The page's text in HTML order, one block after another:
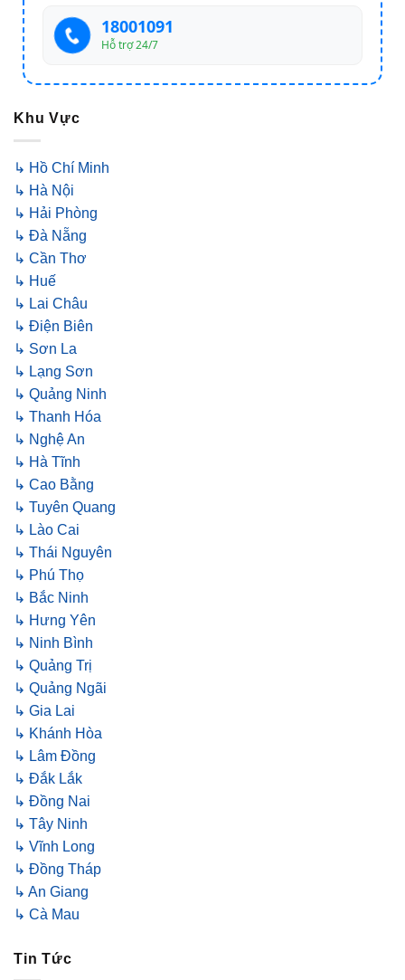
18001091
Hỗ trợ 24/7
Khu Vực
↳ Hồ Chí Minh
↳ Hà Nội
↳ Hải Phòng
↳ Đà Nẵng
↳ Cần Thơ
↳ Huế
↳ Lai Châu
↳ Điện Biên
↳ Sơn La
↳ Lạng Sơn
↳ Quảng Ninh
↳ Thanh Hóa
↳ Nghệ An
↳ Hà Tĩnh
↳ Cao Bằng
↳ Tuyên Quang
↳ Lào Cai
↳ Thái Nguyên
↳ Phú Thọ
↳ Bắc Ninh
↳ Hưng Yên
↳ Ninh Bình
↳ Quảng Trị
↳ Quảng Ngãi
↳ Gia Lai
↳ Khánh Hòa
↳ Lâm Đồng
↳ Đắk Lắk
↳ Đồng Nai
↳ Tây Ninh
↳ Vĩnh Long
↳ Đồng Tháp
↳ An Giang
↳ Cà Mau
Tin Tức